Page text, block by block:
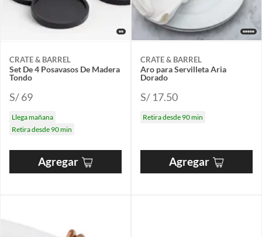
CRATE & BARREL
Set De 4 Posavasos De Madera
Tondo
S/ 69
Llega mañana
Retira desde 90 min
Agregar
CRATE & BARREL
Aro para Servilleta Aria
Dorado
S/ 17.50
Retira desde 90 min
Agregar